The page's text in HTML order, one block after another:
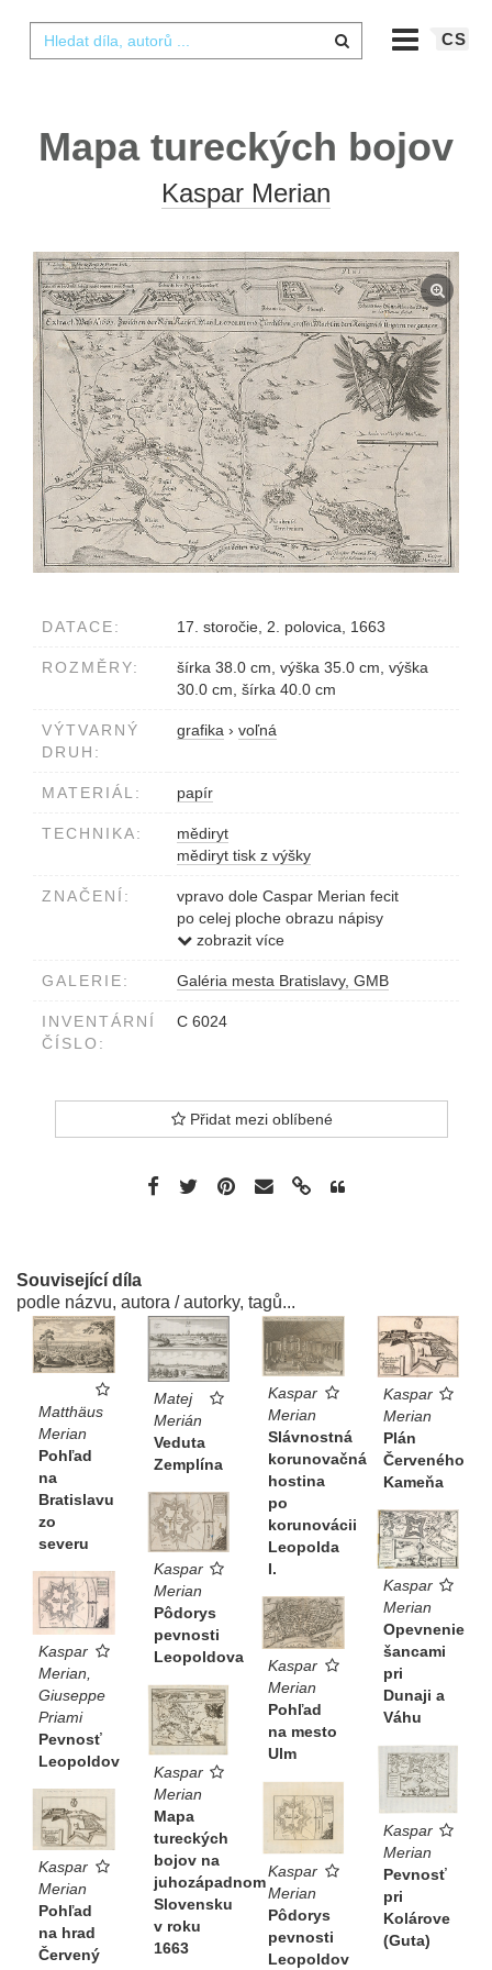
CS
Mapa tureckých bojov
Kaspar Merian
DATACE: 17. storočie, 2. polovica, 1663
ROZMĚRY:
šírka 38.0 cm, výška 35.0 cm, výška
30.0 cm, šírka 40.0 cm
VÝTVARNÝ
DRUH:
grafika › voľná
MATERIÁL: papír
TECHNIKA:
mědiryt
mědiryt tisk z výšky
ZNAČENÍ:
vpravo dole Caspar Merian fecit
po celej ploche obrazu nápisy
nad obrazom Extract, Was A 1663...
zobrazit více
GALERIE: Galéria mesta Bratislavy, GMB
INVENTÁRNÍ
ČÍSLO:
C 6024
Přidat mezi oblíbené
Související díla
podle názvu, autora / autorky, tagů...
Matthäus
Merian
Pohľad
na
Bratislavu
zo
severu
Matej
Merián
Veduta
Zemplína
Kaspar
Merian
Slávnostná
korunovačná
hostina
po
korunovácii
Leopolda
I.
Kaspar
Merian
Plán
Červeného
Kameňa
Kaspar
Merian
Pôdorys
pevnosti
Leopoldova
Kaspar
Merian
Opevnenie
šancami
pri
Dunaji a
Váhu
Kaspar
Merian,
Giuseppe
Priami
Pevnosť
Leopoldov
Kaspar
Merian
Pohľad
na mesto
Ulm
Kaspar
Merian
Mapa
tureckých
bojov na
juhozápadnom
Slovensku
v roku
1663
Kaspar
Merian
Pevnosť
pri
Kolárove
(Guta)
Kaspar
Merian
Pôdorys
pevnosti
Leopoldov
Kaspar
Merian
Pohľad
na hrad
Červený